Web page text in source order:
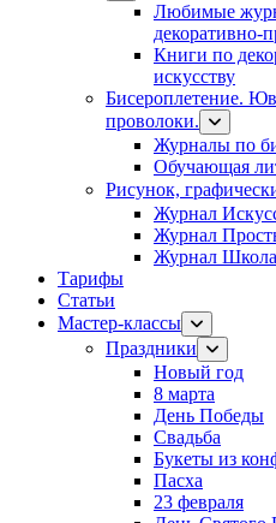
Любимые
декоративно-
Книги по
искусству
Бисероплетение.
проволоки.
Журналы по
Обучающая
Рисунок,
Журнал
Журнал
Журнал
Тарифы
Статьи
Мастер-классы
Праздники
Новый год
8 марта
День Победы
Свадьба
Букеты из
Пасха
23 февраля